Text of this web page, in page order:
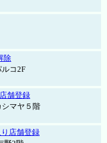
除
コ2F
舗登録
マヤ５階
店舗登録